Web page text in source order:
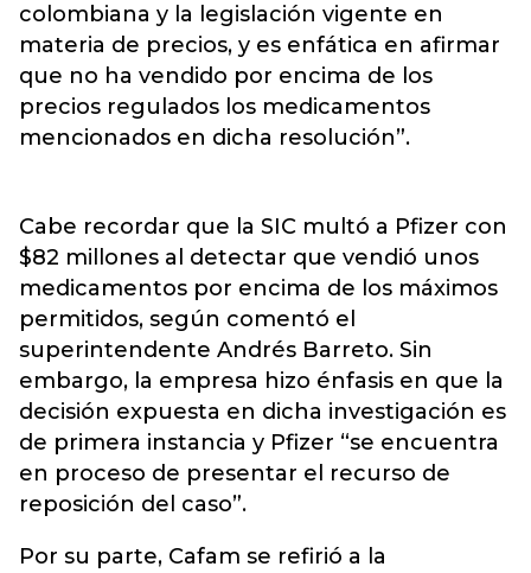
colombiana y la legislación vigente en
materia de precios, y es enfática en afirmar
que no ha vendido por encima de los
precios regulados los medicamentos
mencionados en dicha resolución”.
Cabe recordar que la SIC multó a Pfizer con
$82 millones al detectar que vendió unos
medicamentos por encima de los máximos
permitidos, según comentó el
superintendente Andrés Barreto. Sin
embargo, la empresa hizo énfasis en que la
decisión expuesta en dicha investigación es
de primera instancia y Pfizer “se encuentra
en proceso de presentar el recurso de
reposición del caso”.
Por su parte, Cafam se refirió a la